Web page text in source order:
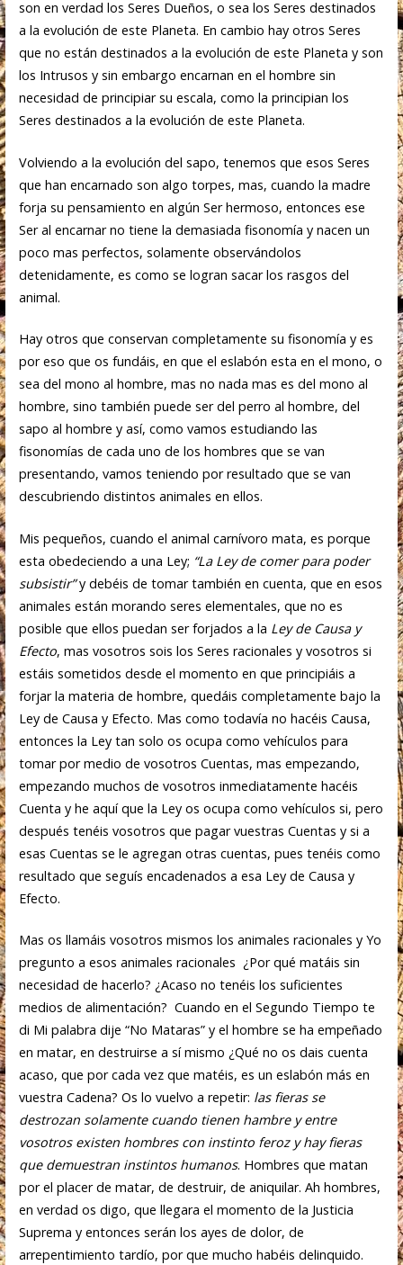
son en verdad los Seres Dueños, o sea los Seres destinados
a la evolución de este Planeta. En cambio hay otros Seres
que no están destinados a la evolución de este Planeta y son
los Intrusos y sin embargo encarnan en el hombre sin
necesidad de principiar su escala, como la principian los
Seres destinados a la evolución de este Planeta.
Volviendo a la evolución del sapo, tenemos que esos Seres
que han encarnado son algo torpes, mas, cuando la madre
forja su pensamiento en algún Ser hermoso, entonces ese
Ser al encarnar no tiene la demasiada fisonomía y nacen un
poco mas perfectos, solamente observándolos
detenidamente, es como se logran sacar los rasgos del
animal.
Hay otros que conservan completamente su fisonomía y es
por eso que os fundáis, en que el eslabón esta en el mono, o
sea del mono al hombre, mas no nada mas es del mono al
hombre, sino también puede ser del perro al hombre, del
sapo al hombre y así, como vamos estudiando las
fisonomías de cada uno de los hombres que se van
presentando, vamos teniendo por resultado que se van
descubriendo distintos animales en ellos.
Mis pequeños, cuando el animal carnívoro mata, es porque
esta obedeciendo a una Ley; “La Ley de comer para poder
subsistir”y debéis de tomar también en cuenta, que en esos
animales están morando seres elementales, que no es
posible que ellos puedan ser forjados a la Ley de Causa y
Efecto, mas vosotros sois los Seres racionales y vosotros si
estáis sometidos desde el momento en que principiáis a
forjar la materia de hombre, quedáis completamente bajo la
Ley de Causa y Efecto. Mas como todavía no hacéis Causa,
entonces la Ley tan solo os ocupa como vehículos para
tomar por medio de vosotros Cuentas, mas empezando,
empezando muchos de vosotros inmediatamente hacéis
Cuenta y he aquí que la Ley os ocupa como vehículos si, pero
después tenéis vosotros que pagar vuestras Cuentas y si a
esas Cuentas se le agregan otras cuentas, pues tenéis como
resultado que seguís encadenados a esa Ley de Causa y
Efecto.
Mas os llamáis vosotros mismos los animales racionales y Yo
pregunto a esos animales racionales ¿Por qué matáis sin
necesidad de hacerlo? ¿Acaso no tenéis los suficientes
medios de alimentación? Cuando en el Segundo Tiempo te
di Mi palabra dije “No Mataras” y el hombre se ha empeñado
en matar, en destruirse a sí mismo ¿Qué no os dais cuenta
acaso, que por cada vez que matéis, es un eslabón más en
vuestra Cadena? Os lo vuelvo a repetir: las fieras se
destrozan solamente cuando tienen hambre y entre
vosotros existen hombres con instinto feroz y hay fieras
que demuestran instintos humanos. Hombres que matan
por el placer de matar, de destruir, de aniquilar. Ah hombres,
en verdad os digo, que llegara el momento de la Justicia
Suprema y entonces serán los ayes de dolor, de
arrepentimiento tardío, por que mucho habéis delinquido.